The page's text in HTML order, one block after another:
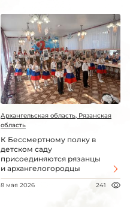
Архангельская область, Рязанская
область
К Бессмертному полку в
детском саду
присоединяются рязанцы
и архангелогородцы
8 мая 2026 241